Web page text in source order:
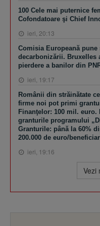
100 Cele mai puternice
Cofondatoare şi Chief
ieri, 20:13
Comisia Europeană
decarbonizării. Bruxelles
pierdere a banilor din
ieri, 19:17
Românii din străinătate
firme noi pot primi
Finanţelor: 100 mil. euro.
granturile programului
Granturile: până la 60%
200.000 de euro/beneficiar
ieri, 19:16
Vezi